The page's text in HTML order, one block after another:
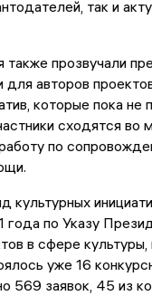
так и
прозвучали
авторов
которые пока не
сходятся во
по
культурных
по Указу
в сфере культуры,
уже 16
569 заявок, 45 из